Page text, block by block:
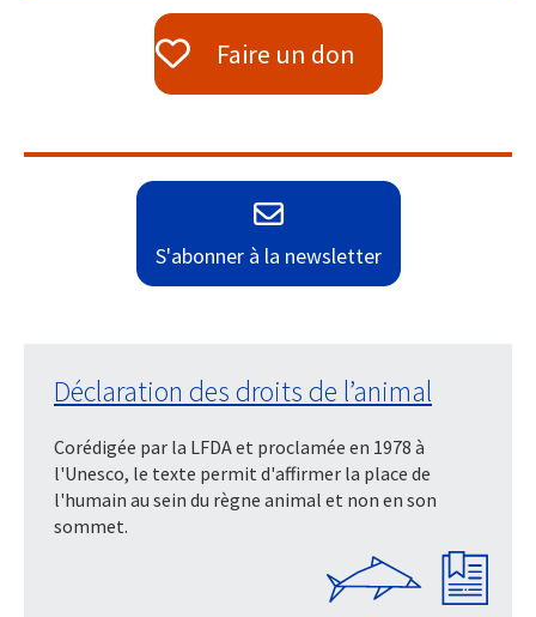
Faire un don
S'abonner à la newsletter
Déclaration des droits de l’animal
Corédigée par la LFDA et proclamée en 1978 à
l'Unesco, le texte permit d'affirmer la place de
l'humain au sein du règne animal et non en son
sommet.